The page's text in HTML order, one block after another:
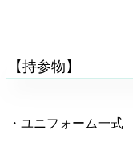
【持参物】
・ユニフォーム一式